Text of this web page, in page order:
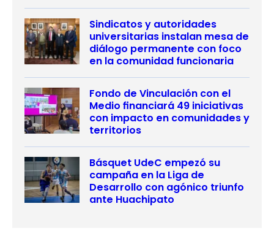
Sindicatos y autoridades
universitarias instalan mesa de
diálogo permanente con foco
en la comunidad funcionaria
Fondo de Vinculación con el
Medio financiará 49 iniciativas
con impacto en comunidades y
territorios
Básquet UdeC empezó su
campaña en la Liga de
Desarrollo con agónico triunfo
ante Huachipato